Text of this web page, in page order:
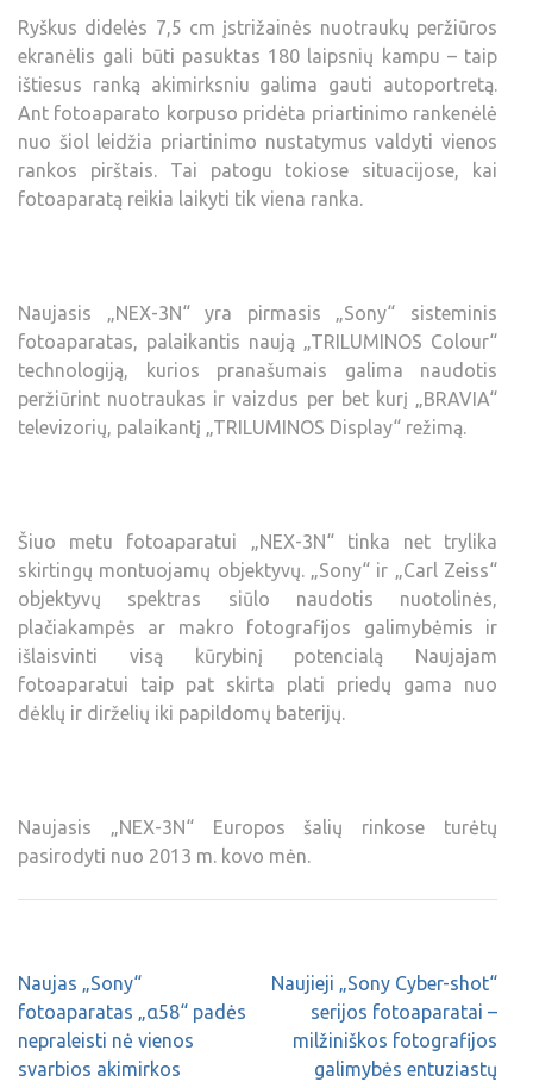
Ryškus didelės 7,5 cm įstrižainės nuotraukų peržiūros
ekranėlis gali būti pasuktas 180 laipsnių kampu – taip
ištiesus ranką akimirksniu galima gauti autoportretą.
Ant fotoaparato korpuso pridėta priartinimo rankenėlė
nuo šiol leidžia priartinimo nustatymus valdyti vienos
rankos pirštais. Tai patogu tokiose situacijose, kai
fotoaparatą reikia laikyti tik viena ranka.
Naujasis „NEX-3N“ yra pirmasis „Sony“ sisteminis
fotoaparatas, palaikantis naują „TRILUMINOS Colour“
technologiją, kurios pranašumais galima naudotis
peržiūrint nuotraukas ir vaizdus per bet kurį „BRAVIA“
televizorių, palaikantį „TRILUMINOS Display“ režimą.
Šiuo metu fotoaparatui „NEX-3N“ tinka net trylika
skirtingų montuojamų objektyvų. „Sony“ ir „Carl Zeiss“
objektyvų spektras siūlo naudotis nuotolinės,
plačiakampės ar makro fotografijos galimybėmis ir
išlaisvinti visą kūrybinį potencialą Naujajam
fotoaparatui taip pat skirta plati priedų gama nuo
dėklų ir dirželių iki papildomų baterijų.
Naujasis „NEX-3N“ Europos šalių rinkose turėtų
pasirodyti nuo 2013 m. kovo mėn.
Naujas „Sony“
fotoaparatas „α58“ padės
nepraleisti nė vienos
svarbios akimirkos
Naujieji „Sony Cyber-shot“
serijos fotoaparatai –
milžiniškos fotografijos
galimybės entuziastų